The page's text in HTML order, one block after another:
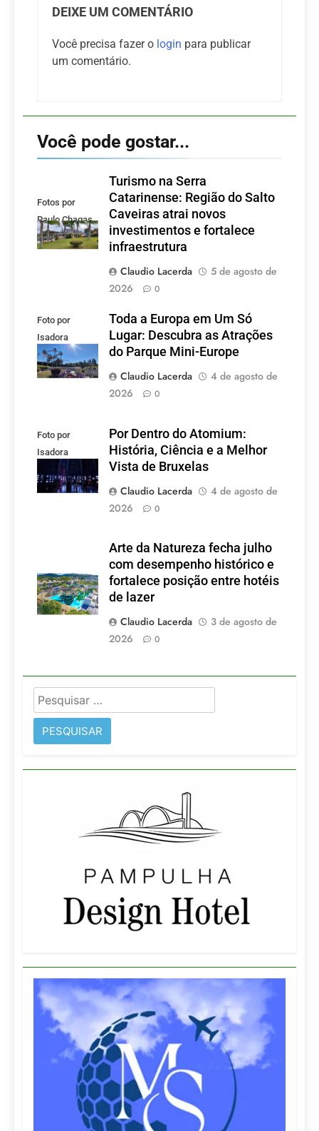
DEIXE UM COMENTÁRIO
Você precisa fazer o login para publicar
um comentário.
Você pode gostar...
Fotos por
Paulo Chagas
Turismo na Serra
Catarinense: Região do Salto
Caveiras atrai novos
investimentos e fortalece
infraestrutura
Claudio Lacerda
5 de agosto de
2026
0
Foto por
Isadora
Lacerda
Toda a Europa em Um Só
Lugar: Descubra as Atrações
do Parque Mini-Europe
Claudio Lacerda
4 de agosto de
2026
0
Foto por
Isadora
Lacerda
Por Dentro do Atomium:
História, Ciência e a Melhor
Vista de Bruxelas
Claudio Lacerda
4 de agosto de
2026
0
Arte da Natureza fecha julho
com desempenho histórico e
fortalece posição entre hotéis
de lazer
Claudio Lacerda
3 de agosto de
2026
0
Pesquisar
por: